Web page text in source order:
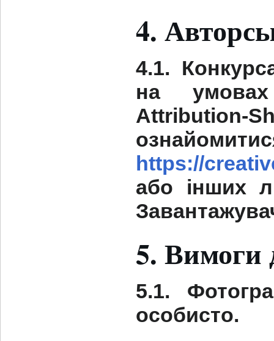
4.
4.1.
на умовах
Attribution-
https://
або інших
5. Вимоги
5.1.
особисто.